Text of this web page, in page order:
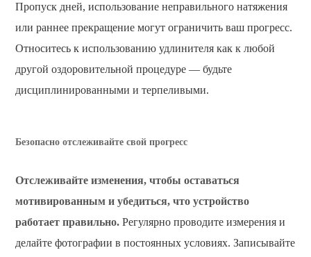
Пропуск дней, использование неправильного натяжения
или раннее прекращение могут ограничить ваш прогресс.
Относитесь к использованию удлинителя как к любой
другой оздоровительной процедуре — будьте
дисциплинированными и терпеливыми.
Безопасно отслеживайте свой прогресс
Отслеживайте изменения, чтобы оставаться
мотивированным и убедиться, что устройство
работает правильно. Регулярно проводите измерения и
делайте фотографии в постоянных условиях. Записывайте